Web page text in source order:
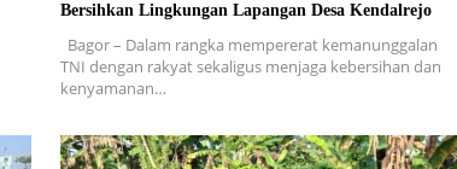
Bersihkan Lingkungan Lapangan Desa Kendalrejo
Bagor – Dalam rangka mempererat kemanunggalan
TNI dengan rakyat sekaligus menjaga kebersihan dan
kenyamanan…